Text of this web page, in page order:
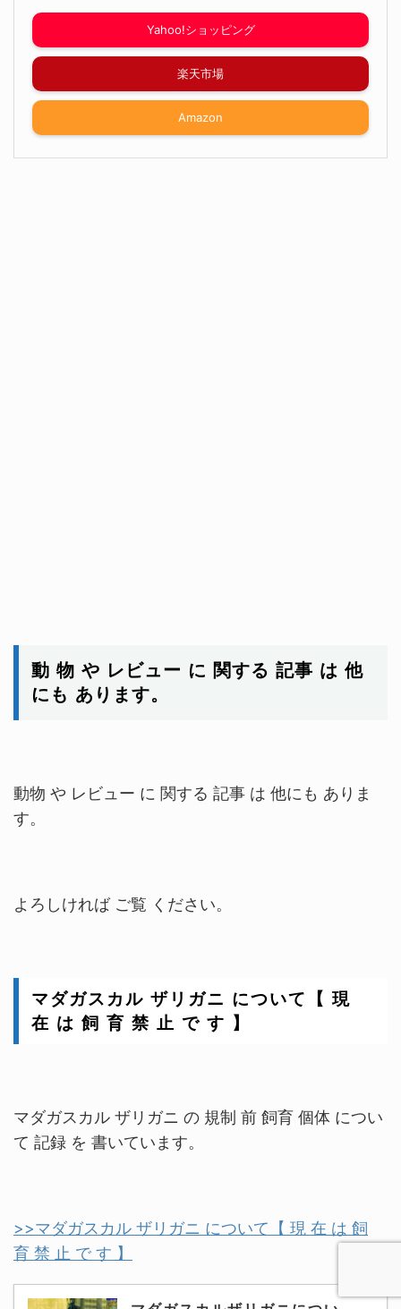
Yahoo!ショッピング
楽天市場
Amazon
動 物 や レビュー に 関する 記事 は 他
にも あります。
動物 や レビュー に 関する 記事 は 他にも ありま
す。
よろしければ ご覧 ください。
マダガスカル ザリガニ について【 現
在 は 飼 育 禁 止 で す 】
マダガスカル ザリガニ の 規制 前 飼育 個体 につい
て 記録 を 書いています。
>>マダガスカル ザリガニ について【 現 在 は 飼
育 禁 止 で す 】